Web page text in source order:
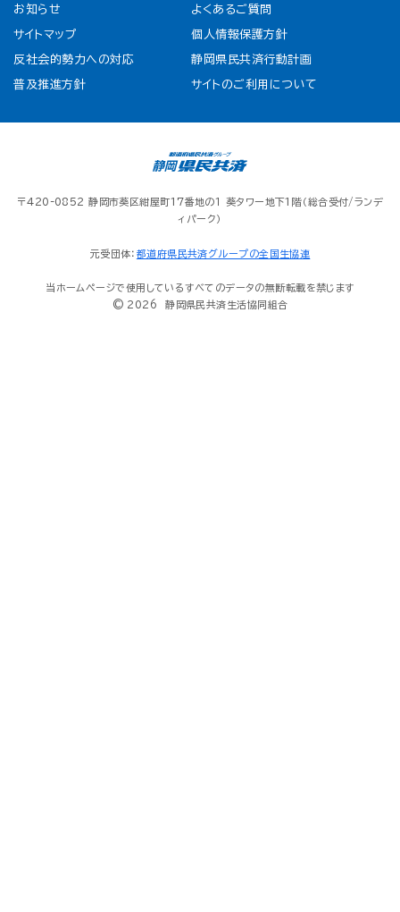
お知らせ よくあるご質問
サイトマップ 個人情報保護方針
反社会的勢力への対応 静岡県民共済行動計画
普及推進方針 サイトのご利用について
〒420-0852 静岡市葵区紺屋町17番地の１ 葵タワー地下1階（総合受付/ランデ
ィパーク）
元受団体： 都道府県民共済グループの全国生協連
当ホームページで使用しているすべてのデータの無断転載を禁じます
© 2026 静岡県民共済生活協同組合